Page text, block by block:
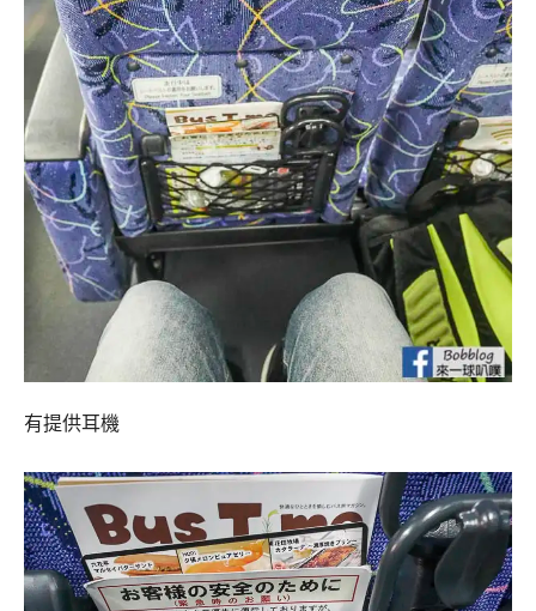
有提供耳機